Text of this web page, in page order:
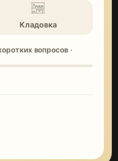
Кладовка